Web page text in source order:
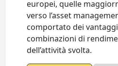
europei, quelle
verso l’asset
comportato dei
combinazioni di
dell’attività svolta.